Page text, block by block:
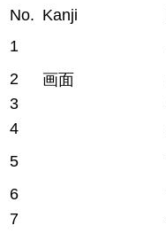
No. Kanji
1
2
画面
3
4
5
6
7